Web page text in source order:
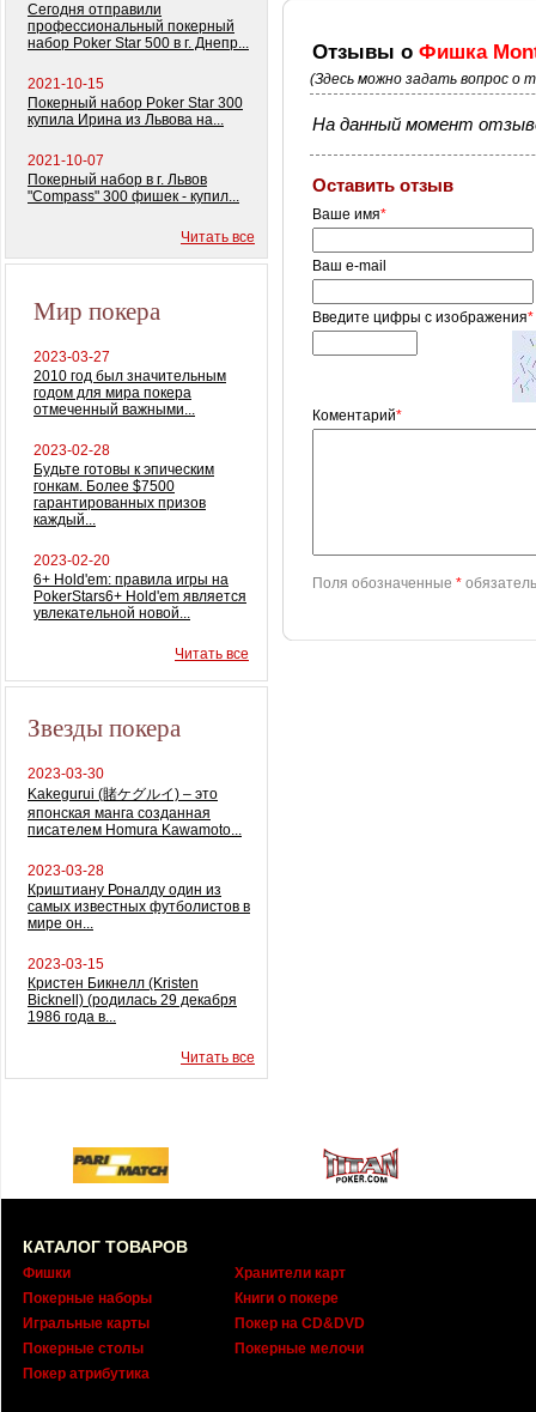
Сегодня отправили
профессиональный покерный
набор Poker Star 500 в г. Днепр...
2021-10-15
Покерный набор Poker Star 300
купила Ирина из Львова на...
2021-10-07
Покерный набор в г. Львов
"Compass" 300 фишек - купил...
Читать все
Мир покера
2023-03-27
2010 год был значительным
годом для мира покера
отмеченный важными...
2023-02-28
Будьте готовы к эпическим
гонкам. Более $7500
гарантированных призов
каждый...
2023-02-20
6+ Hold'em: правила игры на
PokerStars6+ Hold'em является
увлекательной новой...
Читать все
Звезды покера
2023-03-30
Kakegurui (賭ケグルイ) – это
японская манга созданная
писателем Homura Kawamoto...
2023-03-28
Криштиану Роналду один из
самых известных футболистов в
мире он...
2023-03-15
Кристен Бикнелл (Kristen
Bicknell) (родилась 29 декабря
1986 года в...
Читать все
Отзывы о Фишка
(Здесь можно задать вопрос о
На данный момент
Оставить отзыв
Ваше имя*
Ваш e-mail
Введите цифры с изображения*
Коментарий*
Поля обозначенные *
КАТАЛОГ ТОВАРОВ
Фишки
Покерные наборы
Игральные карты
Покерные столы
Покер атрибутика
Хранители карт
Книги о покере
Покер на CD&DVD
Покерные мелочи